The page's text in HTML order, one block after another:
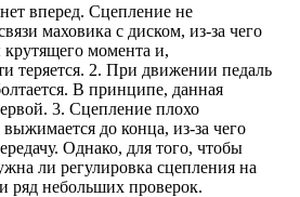
вперед. Сцепление не
маховика с диском, из-за чего
крутящего момента и,
теряется. 2. При движении педаль
В принципе, данная
3. Сцепление плохо
до конца, из-за чего
Однако, для того, чтобы
ли регулировка сцепления на
ряд небольших проверок.